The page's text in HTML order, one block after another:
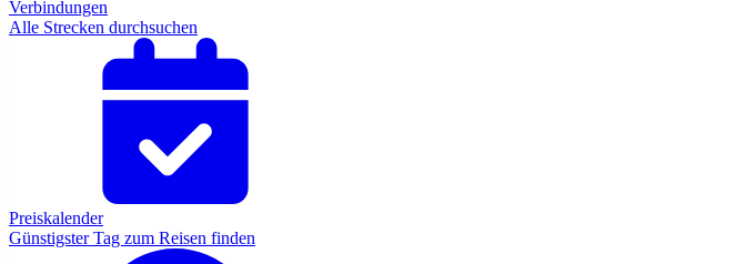
Verbindungen
Alle Strecken durchsuchen
Preiskalender
Günstigster Tag zum Reisen finden